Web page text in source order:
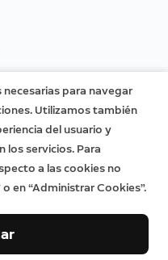
para navegar
Utilizamos también
del usuario y
los servicios. Para
a las cookies no
en “Administrar Cookies”.